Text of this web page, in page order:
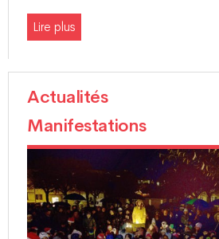
Lire plus
Actualités
Manifestations